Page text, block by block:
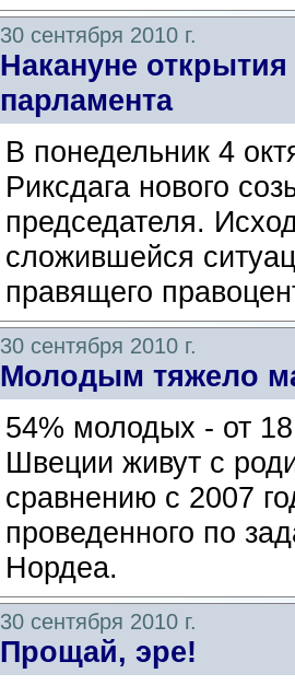
30 сентября 2010 г.
Накануне
парламента
В понедельник 4
Риксдага нового
председателя.
сложившейся
правящего
30 сентября 2010 г.
Молодым тяжело
54% молодых - от
Швеции живут с
сравнению с 2007
проведенного по
Нордеа.
30 сентября 2010 г.
Прощай, эре!